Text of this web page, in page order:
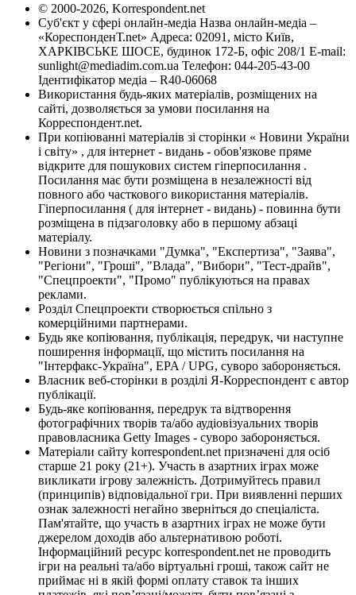
© 2000-2026, Korrespondent.net
Суб'єкт у сфері онлайн-медіа Назва онлайн-медіа –
«КореспонденТ.net» Адреса: 02091, місто Київ,
ХАРКІВСЬКЕ ШОСЕ, будинок 172-Б, офіс 208/1 E-mail:
sunlight@mediadim.com.ua Телефон: 044-205-43-00
Ідентифікатор медіа – R40-06068
Використання будь-яких матеріалів, розміщених на
сайті, дозволяється за умови посилання на
Корреспондент.net.
При копіюванні матеріалів зі сторінки « Новини України
і світу» , для інтернет - видань - обов'язкове пряме
відкрите для пошукових систем гіперпосилання .
Посилання має бути розміщена в незалежності від
повного або часткового використання матеріалів.
Гіперпосилання ( для інтернет - видань) - повинна бути
розміщена в підзаголовку або в першому абзаці
матеріалу.
Новини з позначками "Думка", "Експертиза", "Заява",
"Регіони", "Гроші", "Влада", "Вибори", "Тест-драйв",
"Спецпроекти", "Промо" публікуються на правах
реклами.
Розділ Спецпроекти створюється спільно з
комерційними партнерами.
Будь яке копіювання, публікація, передрук, чи наступне
поширення інформації, що містить посилання на
"Інтерфакс-Україна", EPA / UPG, суворо забороняється.
Власник веб-сторінки в розділі Я-Корреспондент є автор
публікації.
Будь-яке копіювання, передрук та відтворення
фотографічних творів та/або аудіовізуальних творів
правовласника Getty Images - суворо забороняється.
Матеріали сайту korrespondent.net призначені для осіб
старше 21 року (21+). Участь в азартних іграх може
викликати ігрову залежність. Дотримуйтесь правил
(принципів) відповідальної гри. При виявленні перших
ознак залежності негайно зверніться до спеціаліста.
Пам'ятайте, що участь в азартних іграх не може бути
джерелом доходів або альтернативою роботі.
Інформаційний ресурс korrespondent.net не проводить
ігри на реальні та/або віртуальні гроші, також сайт не
приймає ні в якій формі оплату ставок та інших